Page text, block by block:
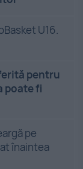
U16.
pentru
poate fi
pe
înaintea